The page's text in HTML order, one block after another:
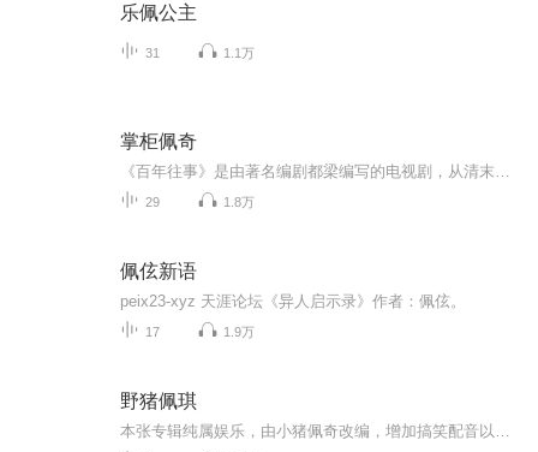
乐佩公主
31 1.1万
掌柜佩奇
29 1.8万
佩伭新语
peix23-xyz 天涯论坛《异人启示录》作者：佩伭。
17 1.9万
野猪佩琪